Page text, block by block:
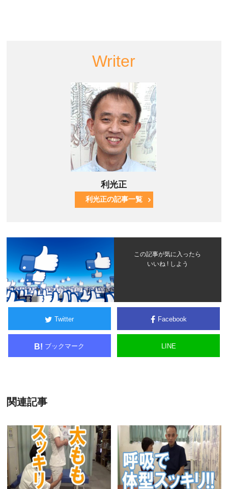
Writer
利光正
利光正の記事一覧
この記事が気に入ったら
いいね ! しよう
Twitter Facebook
B! ブックマーク LINE
関連記事